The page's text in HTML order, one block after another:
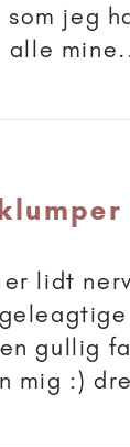
jeg
er lidt
gullig
mig :)